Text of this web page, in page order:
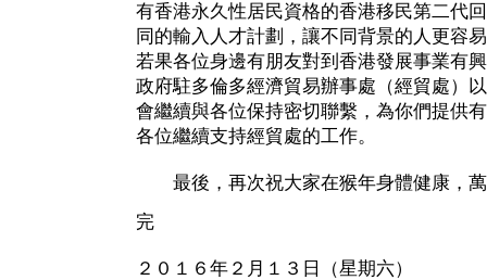
有香港永久性居民資格的香港移民第二代
同的輸入人才計劃，讓不同背景的人更容
若果各位身邊有朋友對到香港發展事業有
政府駐多倫多經濟貿易辦事處（經貿處）
會繼續與各位保持密切聯繫，為你們提供
各位繼續支持經貿處的工作。
最後，再次祝大家在猴年身體健康，萬
完
２０１６年２月１３日（星期六）